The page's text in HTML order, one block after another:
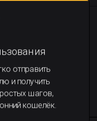
отправить
и получить
шагов,
кошелёк.